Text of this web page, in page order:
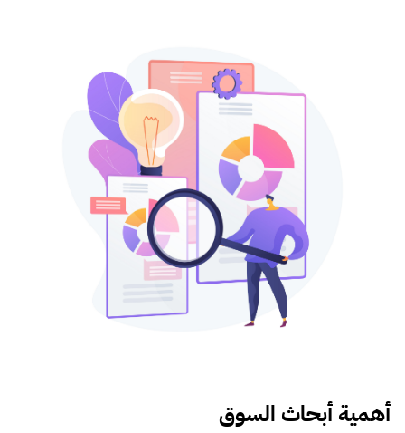
أهمية أبحاث السوق